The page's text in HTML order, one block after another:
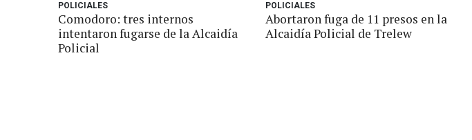
POLICIALES
Comodoro: tres internos
intentaron fugarse de la Alcaidía
Policial
POLICIALES
Abortaron fuga de 11 presos en la
Alcaidía Policial de Trelew